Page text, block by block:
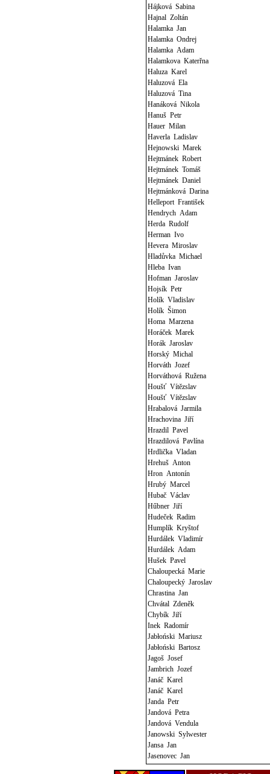
Hájková Sabina
Hajnal Zoltán
Halamka Jan
Halamka Ondrej
Halamka Adam
Halamkova Katerřna
Haluza Karel
Haluzová Ela
Haluzová Tina
Hanáková Nikola
Hanuš Petr
Hauer Milan
Haverla Ladislav
Hejnowski Marek
Hejtmánek Robert
Hejtmánek Tomáš
Hejtmánek Daniel
Hejtmánková Darina
Helleport František
Hendrych Adam
Herda Rudolf
Herman Ivo
Hevera Miroslav
Hladůvka Michael
Hleba Ivan
Hofman Jaroslav
Hojsík Petr
Holík Vladislav
Holík Šimon
Homa Marzena
Horáček Marek
Horák Jaroslav
Horský Michal
Horváth Jozef
Horváthová Ružena
Houšť Vítězslav
Houšť Vítězslav
Hrabalová Jarmila
Hrachovina Jiří
Hrazdil Pavel
Hrazdilová Pavlína
Hrdlička Vladan
Hrehuš Anton
Hron Antonín
Hrubý Marcel
Hubač Václav
Hűbner Jiří
Hudeček Radim
Humplík Kryštof
Hurdálek Vladimír
Hurdálek Adam
Hušek Pavel
Chaloupecká Marie
Chaloupecký Jaroslav
Chrastina Jan
Chvátal Zdeněk
Chybík Jiří
Inek Radomír
Jabłoński Mariusz
Jabłoński Bartosz
Jagoš Josef
Jambrich Jozef
Janáč Karel
Janáč Karel
Janda Petr
Jandová Petra
Jandová Vendula
Janowski Sylwester
Jansa Jan
Jasenovec Jan